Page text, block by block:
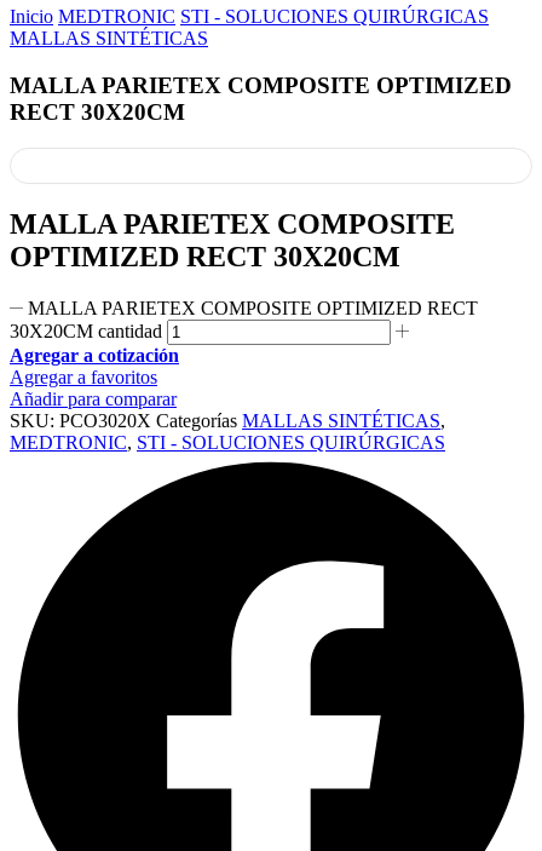
Inicio MEDTRONIC STI - SOLUCIONES QUIRÚRGICAS
MALLAS SINTÉTICAS
MALLA PARIETEX COMPOSITE OPTIMIZED
RECT 30X20CM
MALLA PARIETEX COMPOSITE
OPTIMIZED RECT 30X20CM
MALLA PARIETEX COMPOSITE OPTIMIZED RECT
30X20CM cantidad
Agregar a cotización
Agregar a favoritos
Añadir para comparar
SKU: PCO3020X Categorías MALLAS SINTÉTICAS,
MEDTRONIC, STI - SOLUCIONES QUIRÚRGICAS